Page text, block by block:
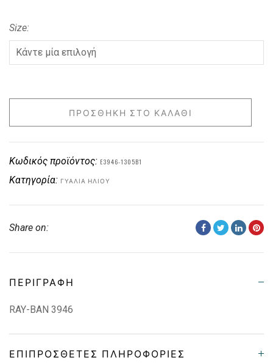
Size
ΠΡΟΣΘΉΚΗ ΣΤΟ ΚΑΛΆΘΙ
Κωδικός προϊόντος: E3946-1305B1
Κατηγορία: ΓΥΑΛΙΆ ΗΛΊΟΥ
Share on:
ΠΕΡΙΓΡΑΦΉ
RAY-BAN 3946
ΕΠΙΠΡΌΣΘΕΤΕΣ ΠΛΗΡΟΦΟΡΊΕΣ